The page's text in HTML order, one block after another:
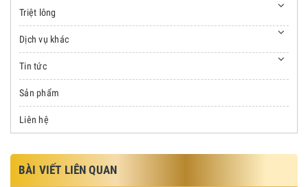
Triệt lông
Dịch vụ khác
Tin tức
Sản phẩm
Liên hệ
BÀI VIẾT LIÊN QUAN